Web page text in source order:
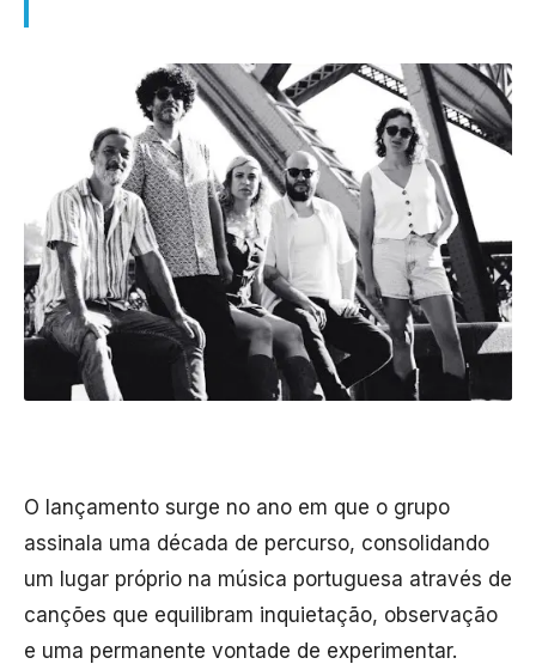
O lançamento surge no ano em que o grupo
assinala uma década de percurso, consolidando
um lugar próprio na música portuguesa através de
canções que equilibram inquietação, observação
e uma permanente vontade de experimentar.